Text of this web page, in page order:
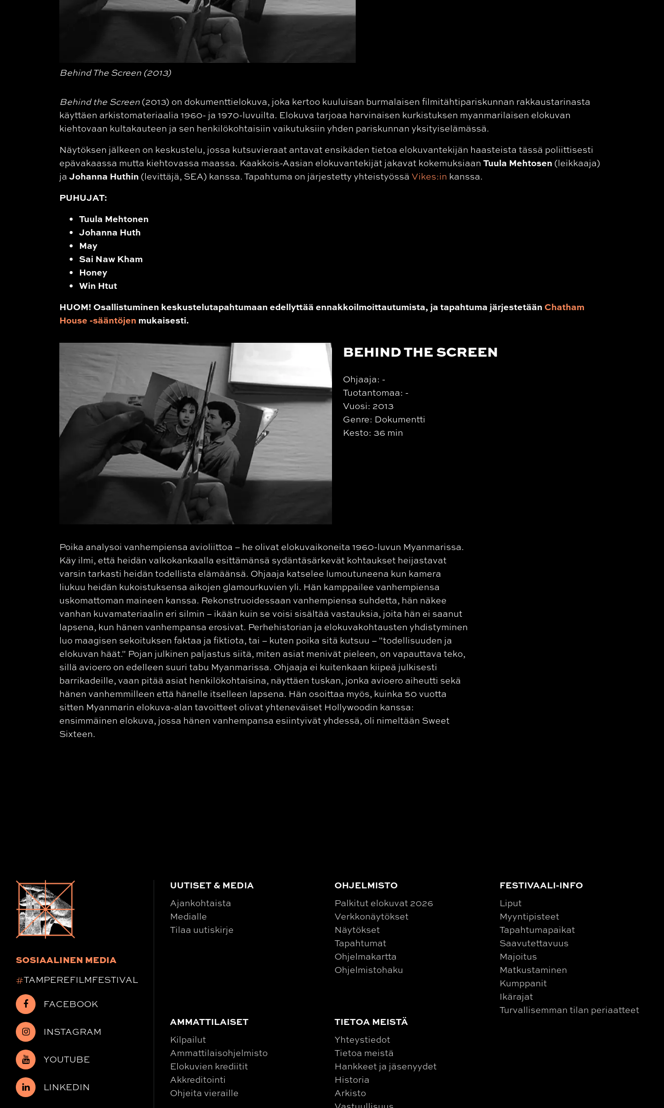
Behind The Screen (2013)
Behind the Screen (2013) on dokumenttielokuva, joka kertoo kuuluisan burmalaisen filmitähtipariskunnan rakkaustarinasta
käyttäen arkistomateriaalia 1960- ja 1970-luvuilta. Elokuva tarjoaa harvinaisen kurkistuksen myanmarilaisen elokuvan
kiehtovaan kultakauteen ja sen henkilökohtaisiin vaikutuksiin yhden pariskunnan yksityiselämässä.
Näytöksen jälkeen on keskustelu, jossa kutsuvieraat antavat ensikäden tietoa elokuvantekijän haasteista tässä poliittisesti
epävakaassa mutta kiehtovassa maassa. Kaakkois-Aasian elokuvantekijät jakavat kokemuksiaanTuula Mehtosen (leikkaaja)
jaJohanna Huthin (levittäjä, SEA) kanssa. Tapahtuma on järjestetty yhteistyössäVikes:in kanssa.
PUHUJAT:
Tuula Mehtonen
Johanna Huth
May
Sai Naw Kham
Honey
Win Htut
HUOM! Osallistuminen keskustelutapahtumaan edellyttää ennakkoilmoittautumista, ja tapahtuma järjestetään Chatham
House -sääntöjen mukaisesti.
BEHIND THE SCREEN
Ohjaaja: -
Tuotantomaa: -
Vuosi: 2013
Genre: Dokumentti
Kesto: 36 min
Poika analysoi vanhempiensa avioliittoa – he olivat elokuvaikoneita 1960-luvun Myanmarissa.
Käy ilmi, että heidän valkokankaalla esittämänsä sydäntäsärkevät kohtaukset heijastavat
varsin tarkasti heidän todellista elämäänsä. Ohjaaja katselee lumoutuneena kun kamera
liukuu heidän kukoistuksensa aikojen glamourkuvien yli. Hän kamppailee vanhempiensa
uskomattoman maineen kanssa. Rekonstruoidessaan vanhempiensa suhdetta, hän näkee
vanhan kuvamateriaalin eri silmin – ikään kuin se voisi sisältää vastauksia, joita hän ei saanut
lapsena, kun hänen vanhempansa erosivat. Perhehistorian ja elokuvakohtausten yhdistyminen
luo maagisen sekoituksen faktaa ja fiktiota, tai – kuten poika sitä kutsuu – "todellisuuden ja
elokuvan häät." Pojan julkinen paljastus siitä, miten asiat menivät pieleen, on vapauttava teko,
sillä avioero on edelleen suuri tabu Myanmarissa. Ohjaaja ei kuitenkaan kiipeä julkisesti
barrikadeille, vaan pitää asiat henkilökohtaisina, näyttäen tuskan, jonka avioero aiheutti sekä
hänen vanhemmilleen että hänelle itselleen lapsena. Hän osoittaa myös, kuinka 50 vuotta
sitten Myanmarin elokuva-alan tavoitteet olivat yhteneväiset Hollywoodin kanssa:
ensimmäinen elokuva, jossa hänen vanhempansa esiintyivät yhdessä, oli nimeltään Sweet
Sixteen.
SOSIAALINEN MEDIA
#TAMPEREFILMFESTIVAL
FACEBOOK
INSTAGRAM
YOUTUBE
LINKEDIN
UUTISET & MEDIA
Ajankohtaista
Medialle
Tilaa uutiskirje
OHJELMISTO
Palkitut elokuvat 2026
Verkkonäytökset
Näytökset
Tapahtumat
Ohjelmakartta
Ohjelmistohaku
FESTIVAALI-INFO
Liput
Myyntipisteet
Tapahtumapaikat
Saavutettavuus
Majoitus
Matkustaminen
Kumppanit
Ikärajat
Turvallisemman tilan periaatteet
AMMATTILAISET
Kilpailut
Ammattilaisohjelmisto
Elokuvien krediitit
Akkreditointi
Ohjeita vieraille
TIETOA MEISTÄ
Yhteystiedot
Tietoa meistä
Hankkeet ja jäsenyydet
Historia
Arkisto